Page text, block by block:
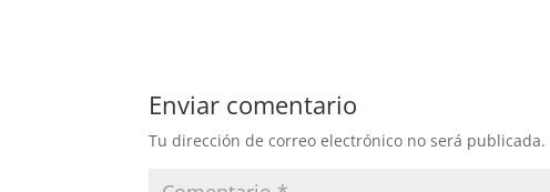
Enviar comentario
Tu dirección de correo electrónico no será publicada.